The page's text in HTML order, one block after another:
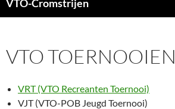
VTO-Cromstrijen
VTO TOERNOOIEN
VRT (VTO Recreanten Toernooi)
VJT (VTO-POB Jeugd Toernooi)